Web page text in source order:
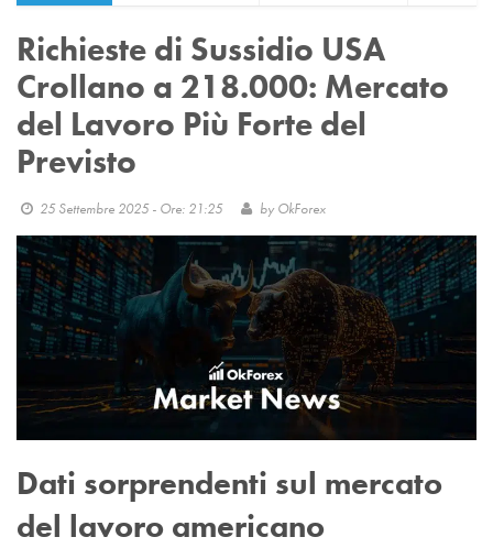
Richieste di Sussidio USA
Crollano a 218.000: Mercato
del Lavoro Più Forte del
Previsto
25 Settembre 2025 - Ore: 21:25 by OkForex
Dati sorprendenti sul mercato
del lavoro americano